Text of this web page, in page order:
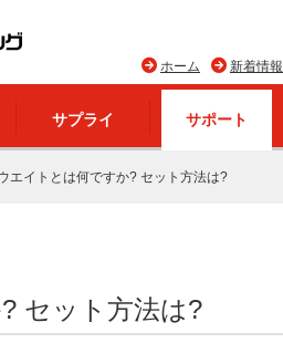
新着情報
ホーム
サプライ サポート
エイトとは何ですか? セット方法は?
セット方法は?